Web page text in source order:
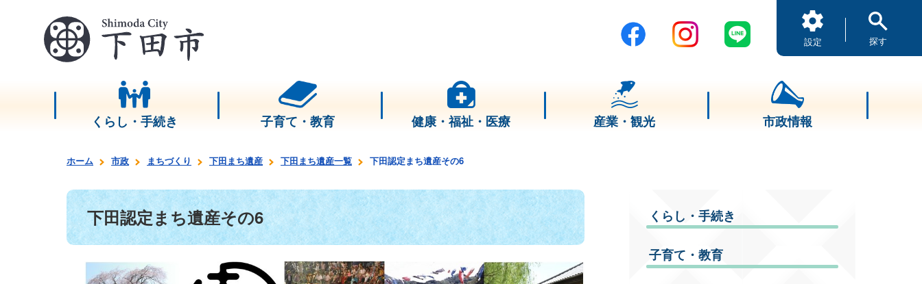
設定 探す
くらし・手続き 子育て・教育 健康・福祉・医療 産業・観光 市政情報
ホーム 市政 まちづくり 下田まち遺産 下田まち遺産一覧 下田認定まち遺産その6
下田認定まち遺産その6 くらし・手続き
子育て・教育